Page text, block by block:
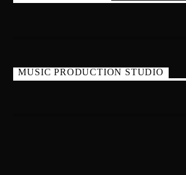
MUSIC PRODUCTION STUDIO